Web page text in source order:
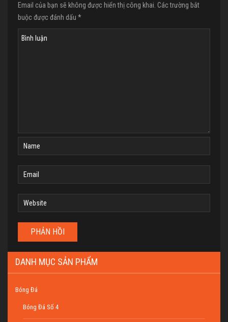
Email của bạn sẽ không được hiển thị công khai. Các trường bắt
buộc được đánh dấu *
DANH MỤC SẢN PHẨM
Bóng Đá
Bóng Đá Số 4